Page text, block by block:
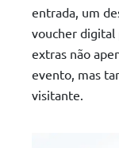
entrada, um
voucher digital
extras não
evento, mas
visitante.